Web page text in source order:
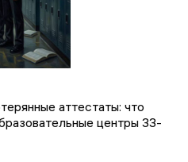
аттестаты: что
центры 33-